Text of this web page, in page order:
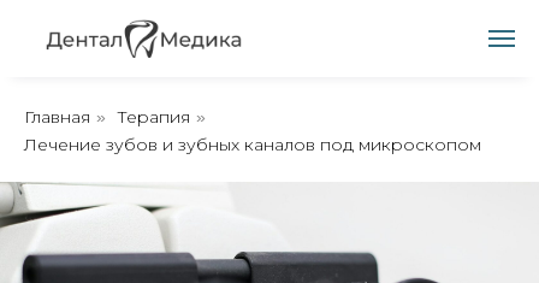
Главная » Терапия »
Лечение зубов и зубных каналов под микроскопом